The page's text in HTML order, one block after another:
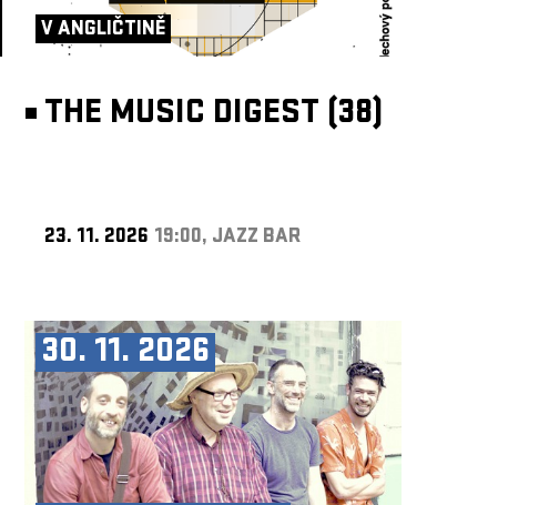
V ANGLIČTINĚ
THE MUSIC DIGEST (38)
23. 11. 2026 19:00, JAZZ BAR
30. 11. 2026